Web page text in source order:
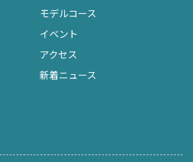
モデルコース
イベント
アクセス
新着ニュース